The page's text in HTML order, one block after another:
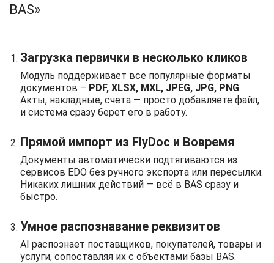
BAS»
Загрузка первички в несколько кликов
Модуль поддерживает все популярные форматы
документов – PDF, XLSX, MXL, JPEG, JPG, PNG.
Акты, накладные, счета — просто добавляете файл,
и система сразу берет его в работу.
Прямой импорт из FlyDoc и Вовремя
Документы автоматически подтягиваются из
сервисов EDO без ручного экспорта или пересылки.
Никаких лишних действий — всё в BAS сразу и
быстро.
Умное распознавание реквизитов
AI распознает поставщиков, покупателей, товары и
услуги, сопоставляя их с объектами базы BAS.